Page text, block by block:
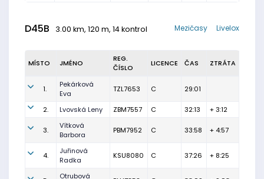
D45B 3.00 km, 120 m, 14 kontrol Livelox
Mezičasy
MÍSTO JMÉNO
REG.
ČÍSLO
LICENCE ČAS ZTRÁTA
1.
Pekárková
Eva
TZL7653 C 29:01
2. Lvovská Leny ZBM7557 C 32:13 + 3:12
3.
Vítková
Barbora
PBM7952 C 33:58 + 4:57
4.
Juřinová
Radka
KSU8080 C 37:26 + 8:25
Otrubová